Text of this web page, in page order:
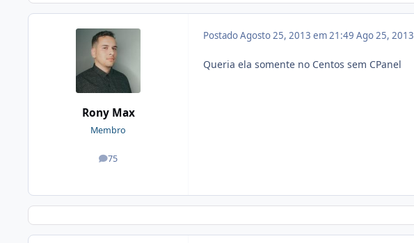
Rony Max
Membro
75
posts
PostadoAgosto 25, 2013 em 21:49 Ago 25, 2013
Queria ela somente no Centos sem CPanel